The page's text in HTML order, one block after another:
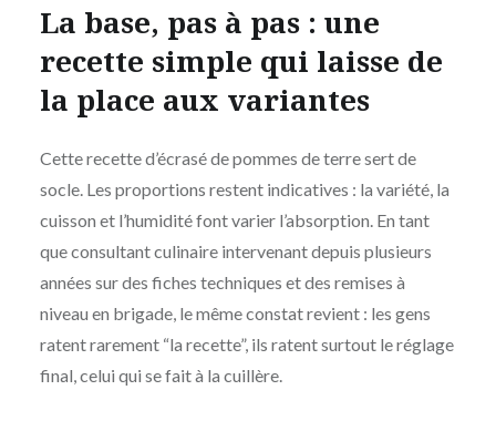
La base, pas à pas : une
recette simple qui laisse de
la place aux variantes
Cette recette d’écrasé de pommes de terre sert de
socle. Les proportions restent indicatives : la variété, la
cuisson et l’humidité font varier l’absorption. En tant
que consultant culinaire intervenant depuis plusieurs
années sur des fiches techniques et des remises à
niveau en brigade, le même constat revient : les gens
ratent rarement “la recette”, ils ratent surtout le réglage
final, celui qui se fait à la cuillère.